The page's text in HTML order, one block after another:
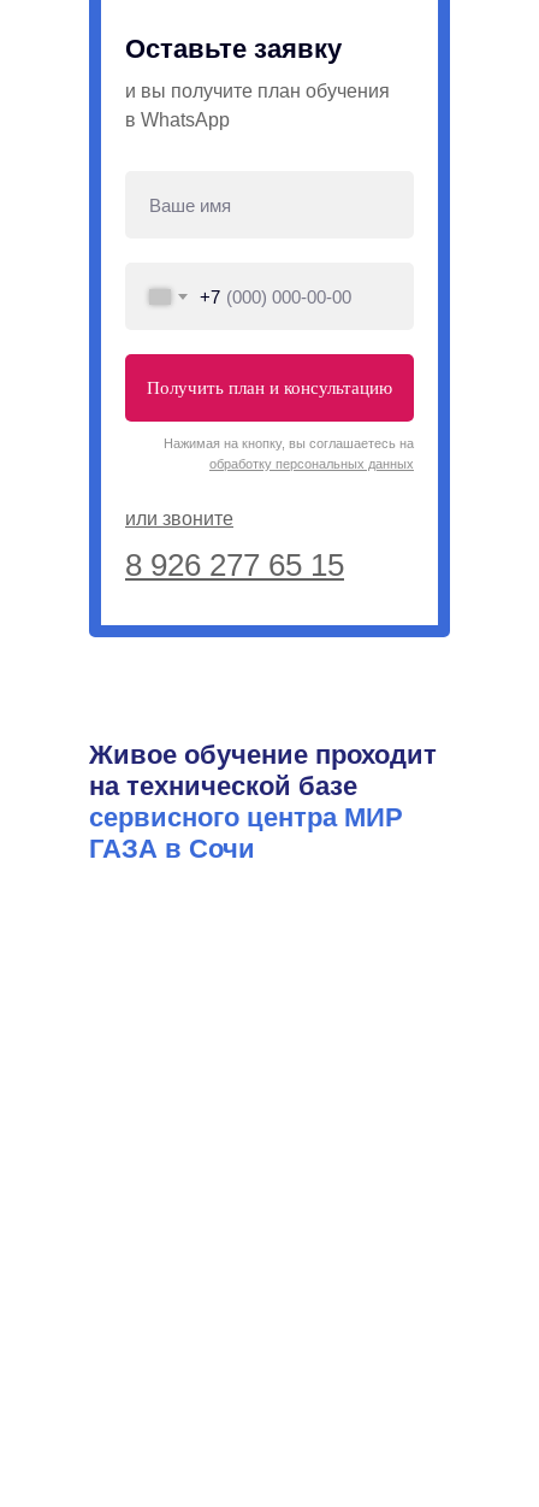
+7
Получить план и консультацию
Оставьте заявку
и вы получите план обучения
в WhatsApp
Нажимая на кнопку, вы соглашаетесь на
обработку персональных данных
или звоните
8 926 277 65 15
Живое обучение проходит
на технической базе
сервисного центра МИР
ГАЗА в Сочи